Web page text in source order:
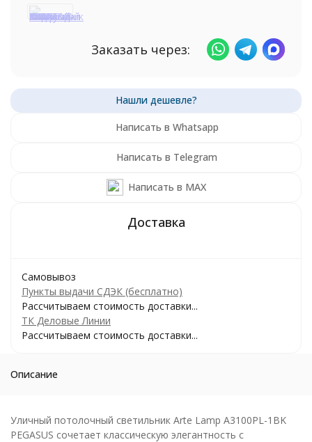
Заказать через:
Написать в Whatsapp
Написать в Telegram
Написать в MAX
Самовывоз
Пункты выдачи СДЭК (бесплатно)
Рассчитываем стоимость доставки...
ТК Деловые Линии
Рассчитываем стоимость доставки...
Описание
Уличный потолочный светильник Arte Lamp A3100PL-1BK
PEGASUS сочетает классическую элегантность с